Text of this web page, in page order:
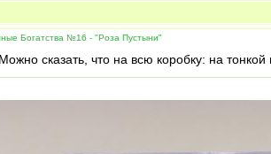
Богатства №16 - "Роза Пустыни"
сказать, что на всю коробку: на